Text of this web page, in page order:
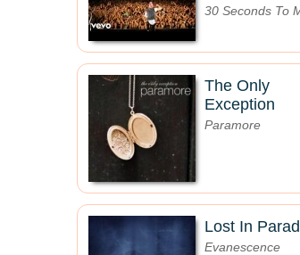
30 Seconds To
The Only
Exception
Paramore
Lost In
Evanescence